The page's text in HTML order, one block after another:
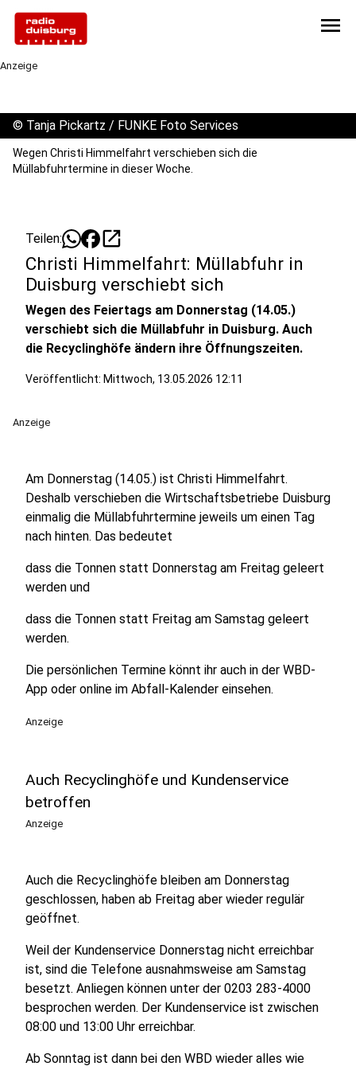
menu
Anzeige
© Tanja Pickartz / FUNKE Foto Services
Wegen Christi Himmelfahrt verschieben sich die
Müllabfuhrtermine in dieser Woche.
Teilen: open_in_new
Christi Himmelfahrt: Müllabfuhr in
Duisburg verschiebt sich
Wegen des Feiertags am Donnerstag (14.05.)
verschiebt sich die Müllabfuhr in Duisburg. Auch
die Recyclinghöfe ändern ihre Öffnungszeiten.
Veröffentlicht: Mittwoch, 13.05.2026 12:11
Anzeige
Am Donnerstag (14.05.) ist Christi Himmelfahrt.
Deshalb verschieben die Wirtschaftsbetriebe Duisburg
einmalig die Müllabfuhrtermine jeweils um einen Tag
nach hinten. Das bedeutet
dass die Tonnen statt Donnerstag am Freitag geleert
werden und
dass die Tonnen statt Freitag am Samstag geleert
werden.
Die persönlichen Termine könnt ihr auch in der WBD-
App oder online im Abfall-Kalender einsehen.
Anzeige
Auch Recyclinghöfe und Kundenservice
betroffen
Anzeige
Auch die Recyclinghöfe bleiben am Donnerstag
geschlossen, haben ab Freitag aber wieder regulär
geöffnet.
Weil der Kundenservice Donnerstag nicht erreichbar
ist, sind die Telefone ausnahmsweise am Samstag
besetzt. Anliegen können unter der 0203 283-4000
besprochen werden. Der Kundenservice ist zwischen
08:00 und 13:00 Uhr erreichbar.
Ab Sonntag ist dann bei den WBD wieder alles wie